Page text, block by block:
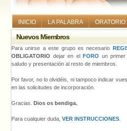
INICIO LA PALABRA ORATORIO
Nuevos Miembros
Para unirse a este grupo es necesario
OBLIGATORIO dejar en el FORO un
saludo y presentación al resto de miembros.
Por favor, no lo olvidéis, ni tampoco indicar
en las solicitudes de incorporación.
Gracias. Dios os bendiga.
Para cualquier duda, VER INSTRUCCIONES